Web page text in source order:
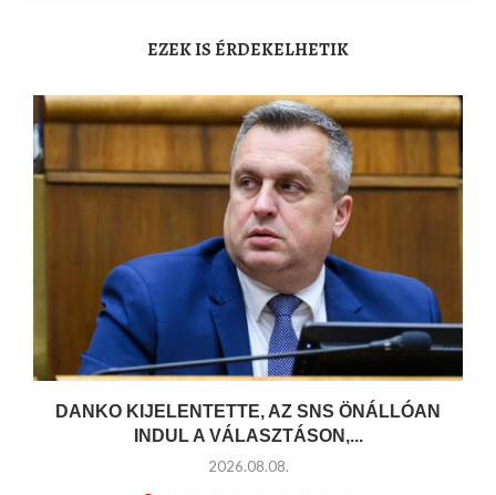
EZEK IS ÉRDEKELHETIK
DANKO KIJELENTETTE, AZ SNS ÖNÁLLÓAN
INDUL A VÁLASZTÁSON,...
2026.08.08.